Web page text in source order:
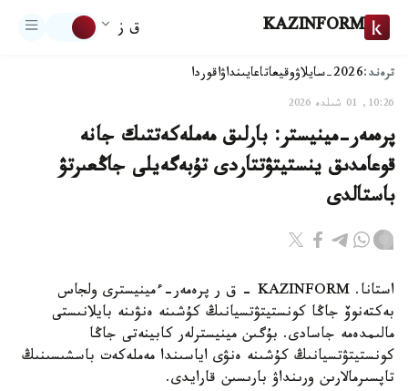
KAZINFORM ق ز
ترەند:2026-سايلاۋ وقيعاتاعايىنداۋاقوردا
10:26, 01 شىلدە 2026
پرەمەر-مينيستر: بارلىق مەملەكەتتىك جانە
قوعامدىق ينستيتۋتتاردى تۇبەگەيلى جاڭعىرتۋ
باستالدى
استانا. KAZINFORM - ق ر پرەمەر-ءمينيسترى ولجاس
بەكتەنوۆ جاڭا كونستيتۋتسيانىڭ كۇشىنە ەنۋىنە بايلانىستى
مالىمدەمە جاسادى. بۇگىن مينيسترلەر كابينەتى جاڭا
كونستيتۋتسيانىڭ كۇشىنە ەنۋى اياسىندا مەملەكەت باسشىسىنىڭ
تاپسىرمالارىن ورىنداۋ بارىسىن قارايدى.